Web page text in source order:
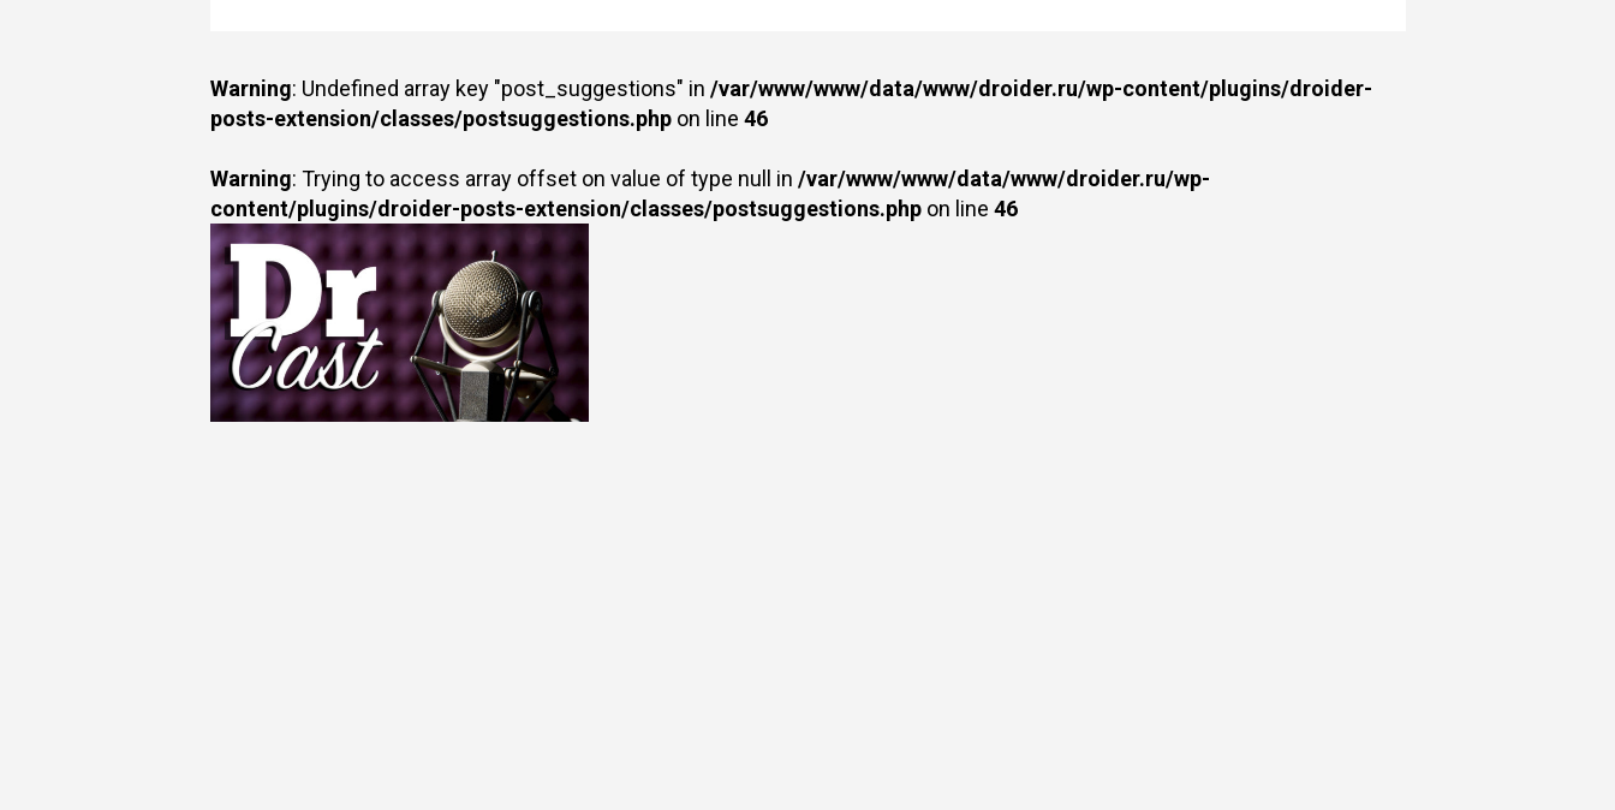
Warning: Undefined array key "post_suggestions" in /var/www/www/data/www/droider.ru/wp-content/plugins/droider-
posts-extension/classes/postsuggestions.phpon line 46
Warning: Trying to access array offset on value of type null in /var/www/www/data/www/droider.ru/wp-
content/plugins/droider-posts-extension/classes/postsuggestions.phpon line 46